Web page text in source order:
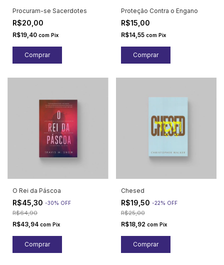
Procuram-se Sacerdotes
R$20,00
R$19,40 com Pix
Proteção Contra o Engano
R$15,00
R$14,55 com Pix
O Rei da Páscoa
R$45,30 -30% OFF
R$64,90
R$43,94 com Pix
Chesed
R$19,50 -22% OFF
R$25,00
R$18,92 com Pix